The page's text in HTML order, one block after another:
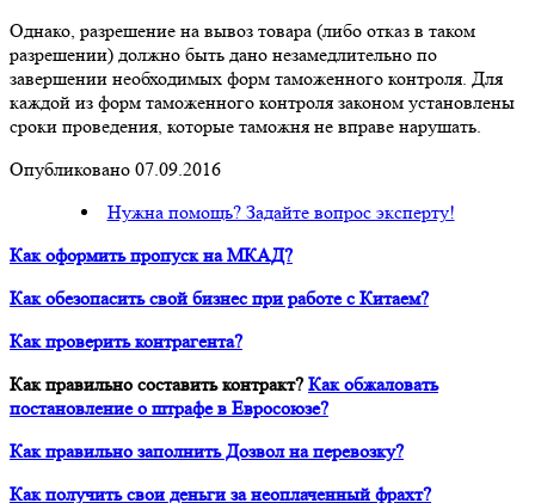
Однако, разрешение на вывоз товара (либо отказ в таком
разрешении) должно быть дано незамедлительно по
завершении необходимых форм таможенного контроля. Для
каждой из форм таможенного контроля законом установлены
сроки проведения, которые таможня не вправе нарушать.
Опубликовано 07.09.2016
Нужна помощь? Задайте вопрос эксперту!
Как оформить пропуск на МКАД?
Как обезопасить свой бизнес при работе с Китаем?
Как проверить контрагента?
Как правильно составить контракт? Как обжаловать
постановление о штрафе в Евросоюзе?
Как правильно заполнить Дозвол на перевозку?
Как получить свои деньги за неоплаченный фрахт?